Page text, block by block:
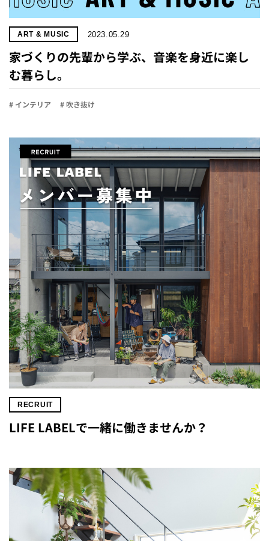
ART & MUSIC 2023.05.29
家づくりの先輩から学ぶ、音楽を身近に楽し
む暮らし。
# インテリア # 吹き抜け
RECRUIT
LIFE LABELで一緒に働きませんか？